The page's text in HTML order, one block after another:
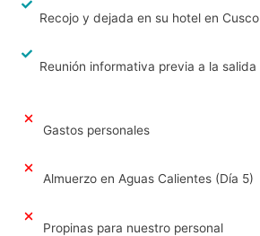
Recojo y dejada en su hotel en Cusco
Reunión informativa previa a la salida
Gastos personales
Almuerzo en Aguas Calientes (Día 5)
Propinas para nuestro personal